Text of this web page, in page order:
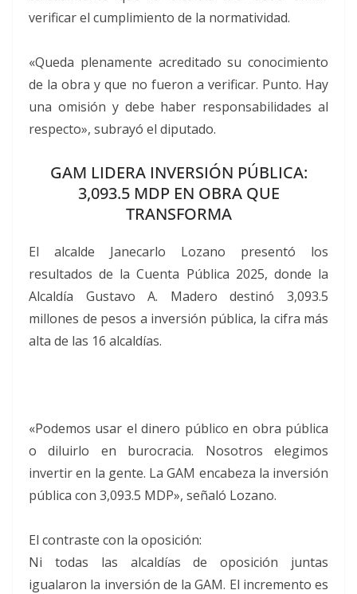
verificar el cumplimiento de la normatividad.
«Queda plenamente acreditado su conocimiento
de la obra y que no fueron a verificar. Punto. Hay
una omisión y debe haber responsabilidades al
respecto», subrayó el diputado.
GAM LIDERA INVERSIÓN PÚBLICA:
3,093.5 MDP EN OBRA QUE
TRANSFORMA
El alcalde Janecarlo Lozano presentó los
resultados de la Cuenta Pública 2025, donde la
Alcaldía Gustavo A. Madero destinó 3,093.5
millones de pesos a inversión pública, la cifra más
alta de las 16 alcaldías.
«Podemos usar el dinero público en obra pública
o diluirlo en burocracia. Nosotros elegimos
invertir en la gente. La GAM encabeza la inversión
pública con 3,093.5 MDP», señaló Lozano.
El contraste con la oposición:
Ni todas las alcaldías de oposición juntas
igualaron la inversión de la GAM. El incremento es